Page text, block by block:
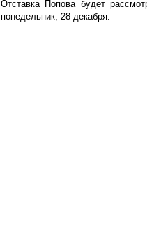
Отставка Попова будет
понедельник, 28 декабря.